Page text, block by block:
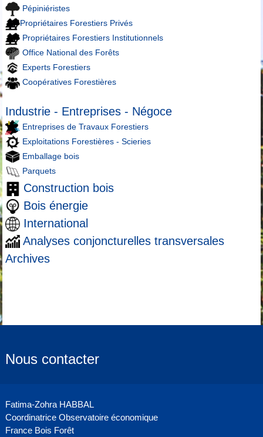
Pépiniéristes
Propriétaires Forestiers Privés
Propriétaires Forestiers Institutionnels
Office National des Forêts
Experts Forestiers
Coopératives Forestières
Industrie - Entreprises - Négoce
Entreprises de Travaux Forestiers
Exploitations Forestières - Scieries
Emballage bois
Parquets
Construction bois
Bois énergie
International
Analyses conjoncturelles transversales
Archives
Nous contacter
Fatima-Zohra HABBAL
Coordinatrice Observatoire économique
France Bois Forêt